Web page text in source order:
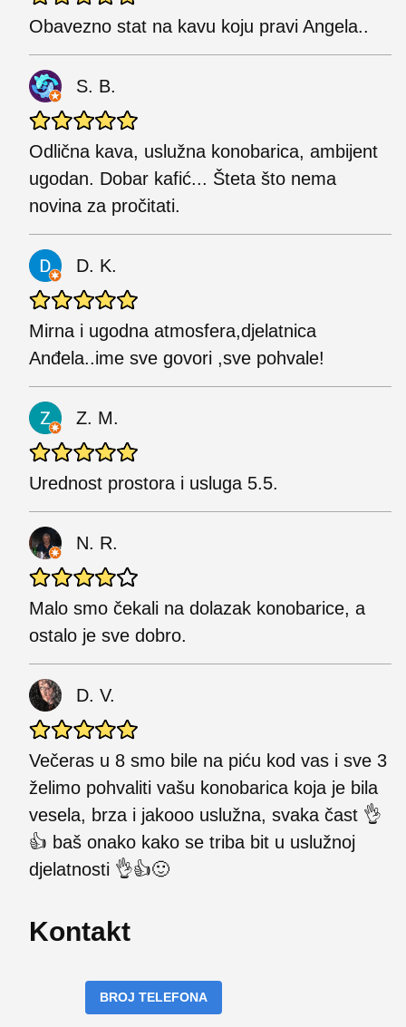
Obavezno stat na kavu koju pravi Angela..
S. B.
Odlična kava, uslužna konobarica, ambijent
ugodan. Dobar kafić... Šteta što nema
novina za pročitati.
D. K.
Mirna i ugodna atmosfera,djelatnica
Anđela..ime sve govori ,sve pohvale!
Z. M.
Urednost prostora i usluga 5.5.
N. R.
Malo smo čekali na dolazak konobarice, a
ostalo je sve dobro.
D. V.
Večeras u 8 smo bile na piću kod vas i sve 3
želimo pohvaliti vašu konobarica koja je bila
vesela, brza i jakooo uslužna, svaka čast 👌
👍 baš onako kako se triba bit u uslužnoj
djelatnosti 👌👍🙂
Kontakt
BROJ TELEFONA